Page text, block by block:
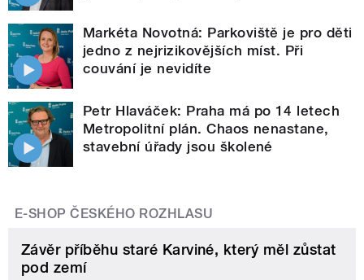
Markéta Novotná: Parkoviště je pro děti
jedno z nejrizikovějších míst. Při
couvání je nevidíte
Petr Hlaváček: Praha má po 14 letech
Metropolitní plán. Chaos nenastane,
stavební úřady jsou školené
E-SHOP ČESKÉHO ROZHLASU
Závěr příběhu staré Karviné, který měl zůstat
pod zemí